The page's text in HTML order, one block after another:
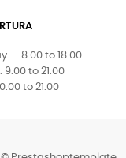
.... 8.00 to 18.00
9.00 to 21.00
to 21.00